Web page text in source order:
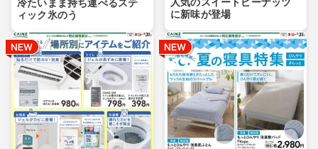
冷たいまま持ち運べるステ
ィック氷のう
に新味が登場